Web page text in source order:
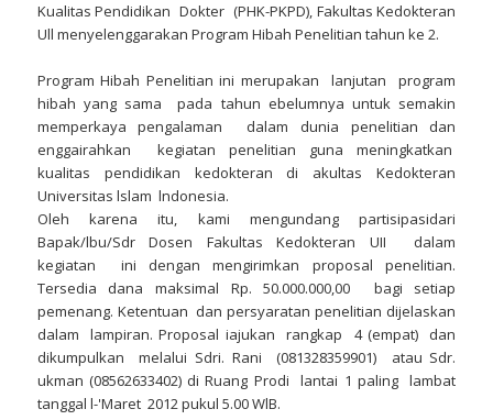
Kualitas Pendidikan Dokter (PHK-PKPD), Fakultas Kedokteran
Ull menyelenggarakan Program Hibah Penelitian tahun ke 2.
Program Hibah Penelitian ini merupakan lanjutan program
hibah yang sama pada tahun ebelumnya untuk semakin
memperkaya pengalaman dalam dunia penelitian dan
enggairahkan kegiatan penelitian guna meningkatkan
kualitas pendidikan kedokteran di akultas Kedokteran
Universitas lslam lndonesia.
Oleh karena itu, kami mengundang partisipasidari
Bapak/lbu/Sdr Dosen Fakultas Kedokteran UII dalam
kegiatan ini dengan mengirimkan proposal penelitian.
Tersedia dana maksimal Rp. 50.000.000,00 bagi setiap
pemenang. Ketentuan dan persyaratan penelitian dijelaskan
dalam lampiran. Proposal iajukan rangkap 4 (empat) dan
dikumpulkan melalui Sdri. Rani (081328359901) atau Sdr.
ukman (08562633402) di Ruang Prodi lantai 1 paling lambat
tanggal l-'Maret 2012 pukul 5.00 WlB.